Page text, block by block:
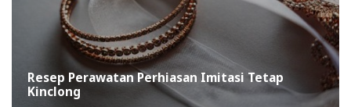
Resep Perawatan Perhiasan Imitasi Tetap
Kinclong